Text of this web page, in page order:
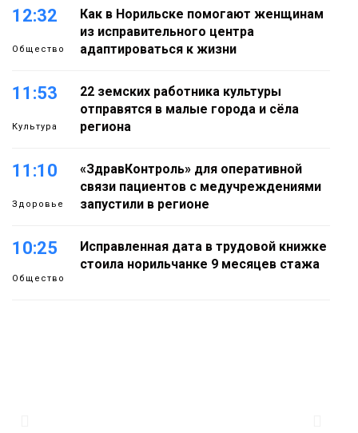
12:32
Общество
Как в Норильске помогают женщинам
из исправительного центра
адаптироваться к жизни
11:53
Культура
22 земских работника культуры
отправятся в малые города и сёла
региона
11:10
Здоровье
«ЗдравКонтроль» для оперативной
связи пациентов с медучреждениями
запустили в регионе
10:25
Общество
Исправленная дата в трудовой книжке
стоила норильчанке 9 месяцев стажа